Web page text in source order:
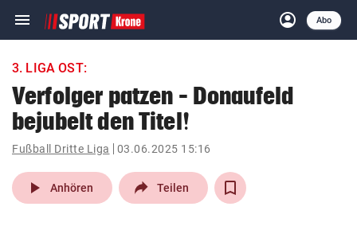
menu Navigation
ein-/ausklappen
account_circle
Anmelden
Abo
close Schließen
account_circle Anmelden
pin_drop
Wien arrow_right
3. LIGA OST:
Verfolger patzen – Donaufeld
bejubelt den Titel!
Fußball Dritte Liga 03.06.2025 15:16
play_arrow Anhören Teilen